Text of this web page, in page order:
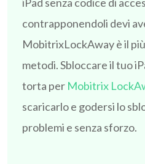
contrapponendoli devi
MobitrixLockAway è il
metodi. Sbloccare il tuo
torta per Mobitrix
scaricarlo e godersi lo
problemi e senza sforzo.